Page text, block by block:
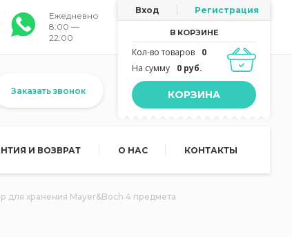
Ежедневно
8:00 —
22:00
Вход Регистрация
В КОРЗИНЕ
Кол-во товаров
0
На сумму
0 руб.
КОРЗИНА
Заказать звонок
И ВОЗВРАТ О НАС КОНТАКТЫ
для хранения Mayer&Boch 4 предмета